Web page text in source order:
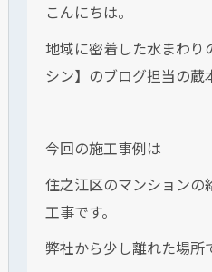
こんにちは。
地域に密着した水まわり
シン】のブログ担当の蔵
今回の施工事例は
住之江区のマンションの
工事です。
弊社から少し離れた場所